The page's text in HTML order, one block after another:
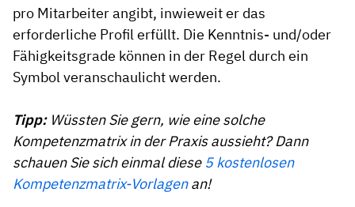
pro Mitarbeiter angibt, inwieweit er das
erforderliche Profil erfüllt. Die Kenntnis- und/oder
Fähigkeitsgrade können in der Regel durch ein
Symbol veranschaulicht werden.
Tipp:Wüssten Sie gern, wie eine solche
Kompetenzmatrix in der Praxis aussieht? Dann
schauen Sie sich einmal diese 5 kostenlosen
Kompetenzmatrix-Vorlagenan!